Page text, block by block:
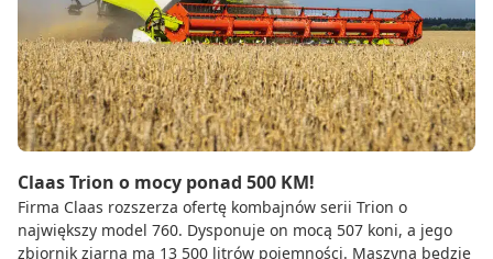
Do zbioru
Rolnictwo precyzyjne
Dealerzy
Ze świata techniki rolniczej
Claas Trion o mocy ponad 500 KM!
Firma Claas rozszerza ofertę kombajnów serii Trion o
największy model 760. Dysponuje on mocą 507 koni, a jego
zbiornik ziarna ma 13 500 litrów pojemności. Maszyna będzie